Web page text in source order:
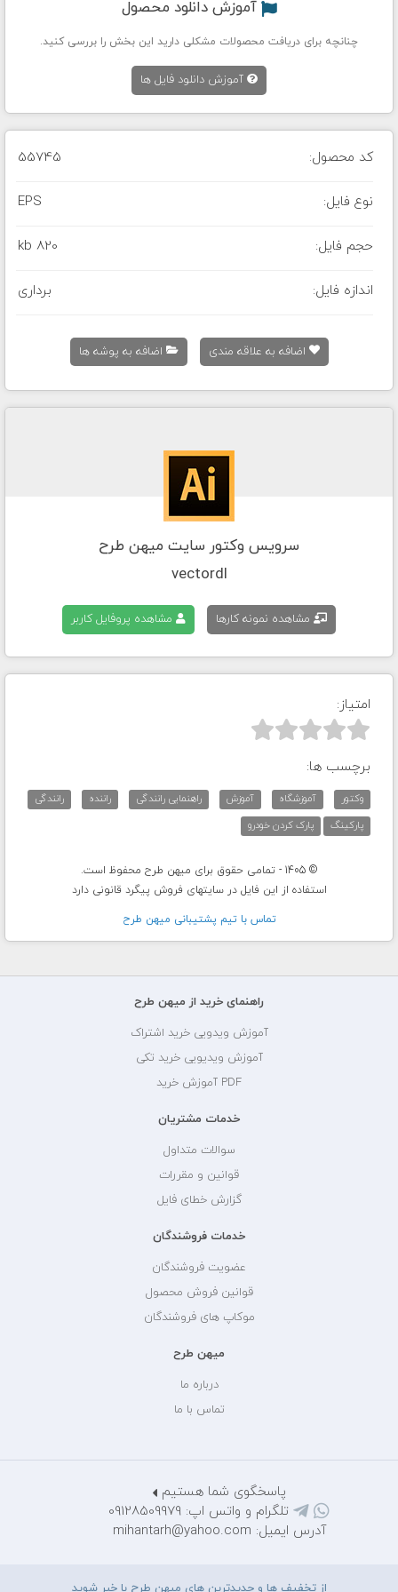
آموزش دانلود محصول
چنانچه برای دریافت محصولات مشکلی دارید این بخش را بررسی کنید.
آموزش دانلود فایل ها
کد محصول: 55745
نوع فایل: EPS
حجم فایل: 820 kb
اندازه فایل: برداری
اضافه به علاقه مندی اضافه به پوشه ها
سرویس وکتور سایت میهن طرح
vectordl
مشاهده نمونه کارها مشاهده پروفایل کاربر
امتیاز:



برچسب ها:
وکتور آموزشگاه آموزش راهنمایی رانندگی راننده
رانندگی
پارکینگ
پارک کردن خودرو
© 1405 - تمامی حقوق برای میهن طرح محفوظ است.
استفاده از این فایل در سایتهای فروش پیگرد قانونی دارد
تماس با تيم پشتيبانی ميهن طرح
راهنمای خرید از میهن طرح
آموزش ویدویی خرید اشتراک
آموزش ویدیویی خرید تکی
PDF آموزش خرید
خدمات مشتریان
سوالات متداول
قوانین و مقررات
گزارش خطای فایل
خدمات فروشندگان
عضویت فروشندگان
قوانین فروش محصول
موکاپ های فروشندگان
میهن طرح
درباره ما
تماس با ما
پاسخگوی شما هستیم
تلگرام و واتس اپ: 09128509979
آدرس ایمیل: mihantarh@yahoo.com
از تخفیف ها و جدیدترین های میهن طرح با خبر شوید